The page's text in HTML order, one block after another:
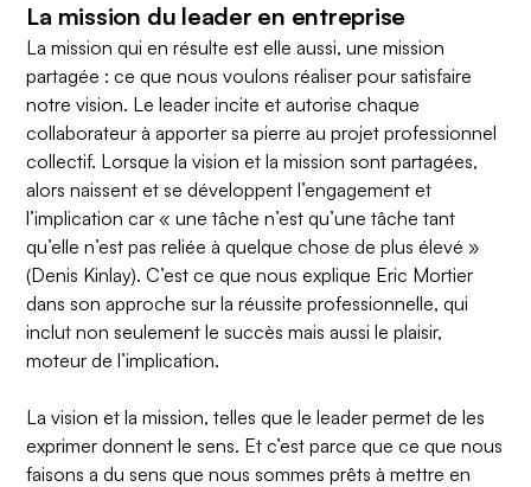
La mission du leader en entreprise
La mission qui en résulte est elle aussi, une mission
partagée : ce que nous voulons réaliser pour satisfaire
notre vision. Le leader incite et autorise chaque
collaborateur à apporter sa pierre au projet professionnel
collectif. Lorsque la vision et la mission sont partagées,
alors naissent et se développent l’engagement et
l’implication car « une tâche n’est qu’une tâche tant
qu’elle n’est pas reliée à quelque chose de plus élevé »
(Denis Kinlay). C’est ce que nous explique Eric Mortier
dans son approche sur la réussite professionnelle, qui
inclut non seulement le succès mais aussi le plaisir,
moteur de l’implication.
La vision et la mission, telles que le leader permet de les
exprimer donnent le sens. Et c’est parce que ce que nous
faisons a du sens que nous sommes prêts à mettre en